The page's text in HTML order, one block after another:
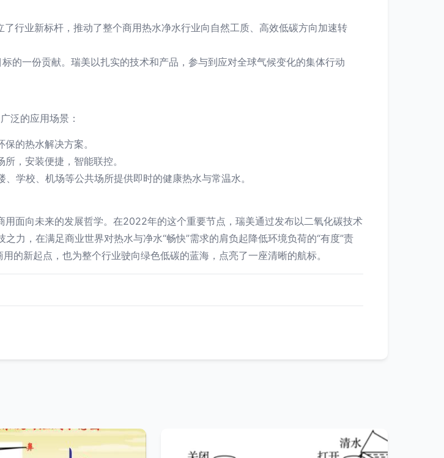
了行业新标杆，推动了整个商用热水净水行业向自然工质、高效低碳方向加速转
的一份贡献。瑞美以扎实的技术和产品，参与到应对全球气候变化的集体行动
泛的应用场景：
的热水解决方案。
，安装便捷，智能联控。
学校、机场等公共场所提供即时的健康热水与常温水。
面向未来的发展哲学。在2022年的这个重要节点，瑞美通过发布以二氧化碳技术
力，在满足商业世界对热水与净水“畅快”需求的肩负起降低环境负荷的“有度”责
的新起点，也为整个行业驶向绿色低碳的蓝海，点亮了一座清晰的航标。